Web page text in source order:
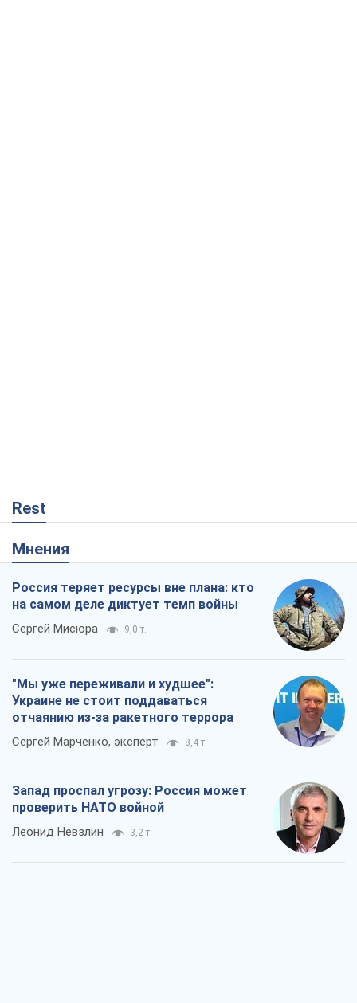
Rest
Мнения
Россия теряет ресурсы вне плана: кто
на самом деле диктует темп войны
Сергей Мисюра 9,0 т.
"Мы уже переживали и худшее":
Украине не стоит поддаваться
отчаянию из-за ракетного террора
Сергей Марченко, эксперт 8,4 т.
Запад проспал угрозу: Россия может
проверить НАТО войной
Леонид Невзлин 3,2 т.